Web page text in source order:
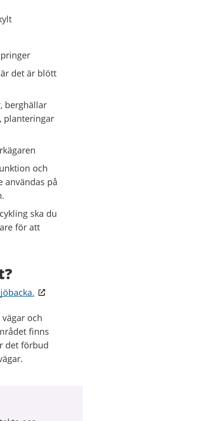
det är blött
berghällar
planteringar
och
användas på
ska du
för att
och
finns
det förbud